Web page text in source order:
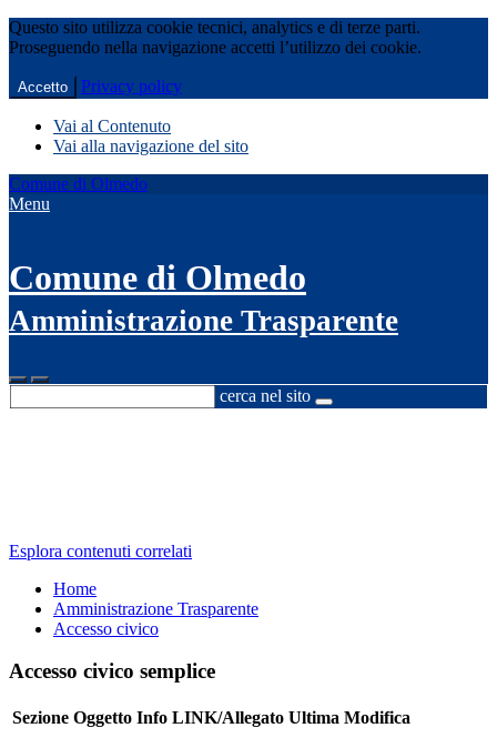
Questo sito utilizza cookie tecnici, analytics e di terze parti.
Proseguendo nella navigazione accetti l’utilizzo dei cookie.
Accetto Privacy policy
Vai al Contenuto
Vai alla navigazione del sito
Comune di Olmedo
Menu
Comune di Olmedo
Amministrazione Trasparente
cerca nel sito
Esplora contenuti correlati
Home
Amministrazione Trasparente
Accesso civico
Accesso civico semplice
Sezione Oggetto Info LINK/Allegato Ultima Modifica